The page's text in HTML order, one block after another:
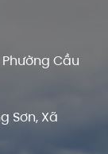
Phường Cầu
Sơn, Xã